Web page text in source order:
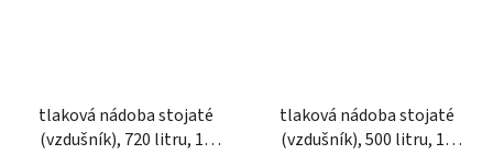
tlaková nádoba stojaté
(vzdušník), 720 litru, 11
tlaková nádoba stojaté
(vzdušník), 500 litru, 11